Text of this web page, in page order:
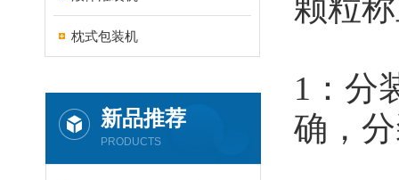
枕式包装机
新品推荐
PRODUCTS
颗粒
1：分
确，